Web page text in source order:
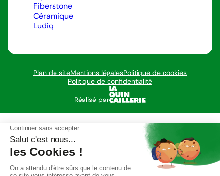
Fiberstone
Céramique
Ludiq
Plan de siteMentions légalesPolitique de cookies
Politique de confidentialité
Réalisé par